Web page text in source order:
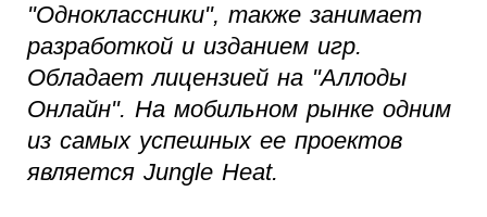
"Одноклассники", также занимает
разработкой и изданием игр.
Обладает лицензией на "Аллоды
Онлайн". На мобильном рынке одним
из самых успешных ее проектов
является Jungle Heat.